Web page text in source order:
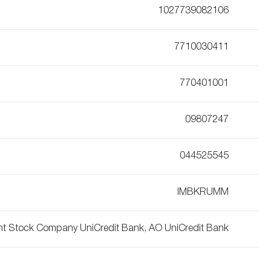
1027739082106
7710030411
770401001
09807247
044525545
IMBKRUMM
Stock Company UniCredit Bank, AO UniCredit Bank